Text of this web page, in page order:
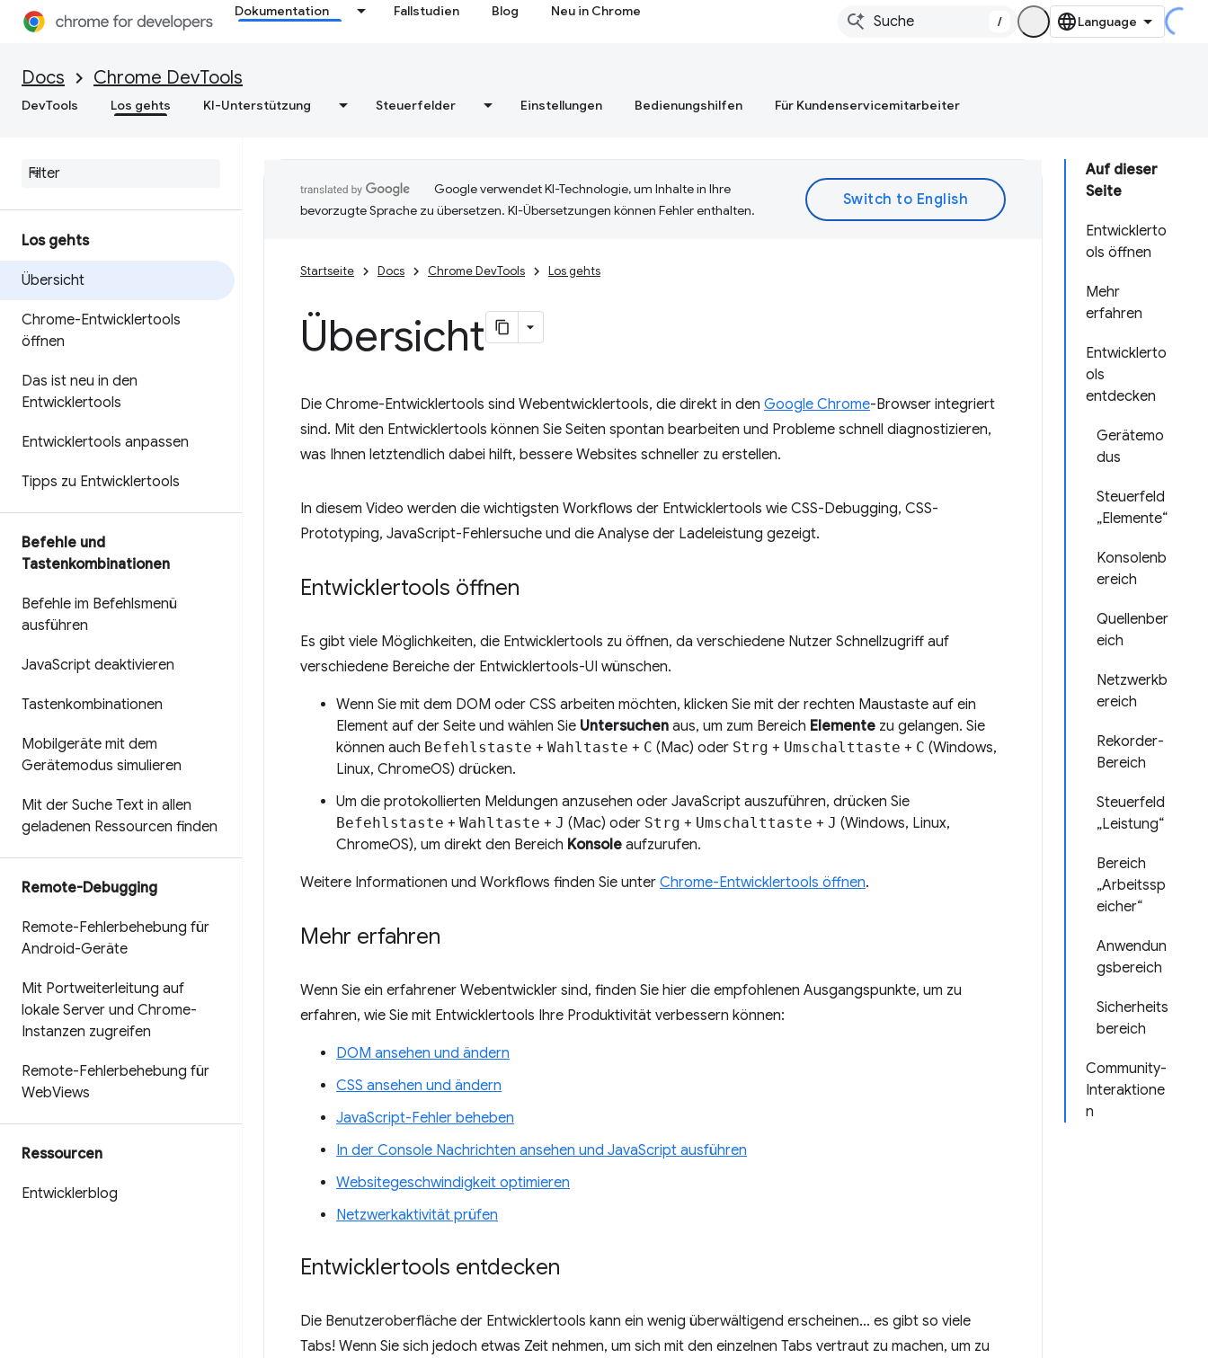
Dokumentation Fallstudien Blog Neu in Chrome
/
Docs Chrome DevTools
DevTools Los gehts KI-Unterstützung Steuerfelder Einstellungen Bedienungshilfen Für Kundenservicemitarbeiter
Los gehts
Übersicht
Chrome-Entwicklertools
öffnen
Das ist neu in den
Entwicklertools
Entwicklertools anpassen
Tipps zu Entwicklertools
Befehle und
Tastenkombinationen
Befehle im Befehlsmenü
ausführen
JavaScript deaktivieren
Tastenkombinationen
Mobilgeräte mit dem
Gerätemodus simulieren
Mit der Suche Text in allen
geladenen Ressourcen finden
Remote-Debugging
Remote-Fehlerbehebung für
Android-Geräte
Mit Portweiterleitung auf
lokale Server und Chrome-
Instanzen zugreifen
Remote-Fehlerbehebung für
WebViews
Ressourcen
Entwicklerblog
Auf dieser
Seite
Entwicklerto
ols öffnen
Mehr
erfahren
Entwicklerto
ols
entdecken
Gerätemo
dus
Steuerfeld
„Elemente“
Konsolenb
ereich
Quellenber
eich
Netzwerkb
ereich
Rekorder-
Bereich
Steuerfeld
„Leistung“
Bereich
„Arbeitssp
eicher“
Anwendun
gsbereich
Sicherheits
bereich
Community-
Interaktione
n
Google verwendet KI-Technologie, um Inhalte in Ihre
bevorzugte Sprache zu übersetzen. KI-Übersetzungen können Fehler enthalten.
Startseite Docs Chrome DevTools Los gehts
Übersicht
Die Chrome-Entwicklertools sind Webentwicklertools, die direkt in den Google Chrome-Browser integriert
sind. Mit den Entwicklertools können Sie Seiten spontan bearbeiten und Probleme schnell diagnostizieren,
was Ihnen letztendlich dabei hilft, bessere Websites schneller zu erstellen.
In diesem Video werden die wichtigsten Workflows der Entwicklertools wie CSS-Debugging, CSS-
Prototyping, JavaScript-Fehlersuche und die Analyse der Ladeleistung gezeigt.
Entwicklertools öffnen
Es gibt viele Möglichkeiten, die Entwicklertools zu öffnen, da verschiedene Nutzer Schnellzugriff auf
verschiedene Bereiche der Entwicklertools-UI wünschen.
Wenn Sie mit dem DOM oder CSS arbeiten möchten, klicken Sie mit der rechten Maustaste auf ein
Element auf der Seite und wählen Sie Untersuchen aus, um zum Bereich Elemente zu gelangen. Sie
können auch Befehlstaste + Wahltaste + C (Mac) oder Strg + Umschalttaste + C (Windows,
Linux, ChromeOS) drücken.
Um die protokollierten Meldungen anzusehen oder JavaScript auszuführen, drücken Sie
Befehlstaste + Wahltaste + J (Mac) oder Strg + Umschalttaste + J (Windows, Linux,
ChromeOS), um direkt den Bereich Konsole aufzurufen.
Weitere Informationen und Workflows finden Sie unter Chrome-Entwicklertools öffnen.
Mehr erfahren
Wenn Sie ein erfahrener Webentwickler sind, finden Sie hier die empfohlenen Ausgangspunkte, um zu
erfahren, wie Sie mit Entwicklertools Ihre Produktivität verbessern können:
DOM ansehen und ändern
CSS ansehen und ändern
JavaScript-Fehler beheben
In der Console Nachrichten ansehen und JavaScript ausführen
Websitegeschwindigkeit optimieren
Netzwerkaktivität prüfen
Entwicklertools entdecken
Die Benutzeroberfläche der Entwicklertools kann ein wenig überwältigend erscheinen... es gibt so viele
Tabs! Wenn Sie sich jedoch etwas Zeit nehmen, um sich mit den einzelnen Tabs vertraut zu machen, um zu